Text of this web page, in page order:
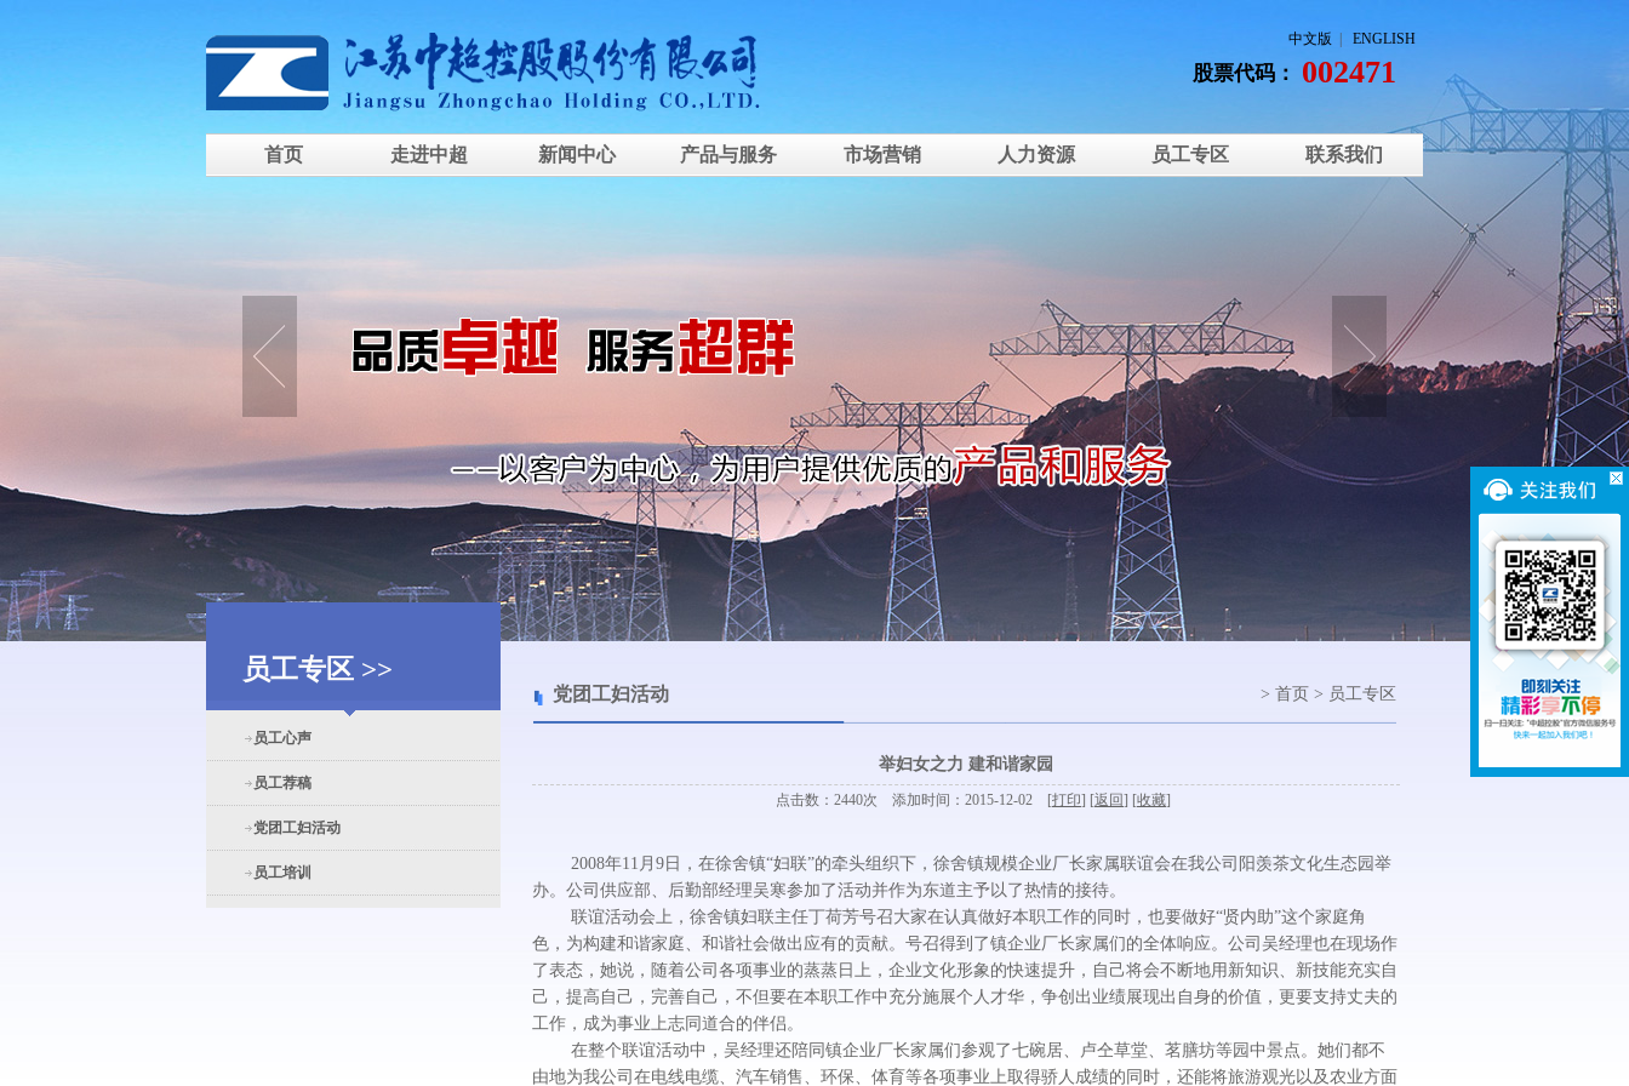
中文版 ENGLISH
股票代码： 002471
首页 走进中超 新闻中心 产品与服务 市场营销 人力资源 员工专区 联系我们
员工专区 >>
员工心声
员工荐稿
党团工妇活动
员工培训
党团工妇活动 > 首页 > 员工专区
举妇女之力 建和谐家园
点击数：2440次 添加时间：2015-12-02 [打印] [返回] [收藏]
2008年11月9日，在徐舍镇“妇联”的牵头组织下，徐舍镇规模企业厂长家属联谊会在我公司阳羡茶文化生态园举
办。公司供应部、后勤部经理吴寒参加了活动并作为东道主予以了热情的接待。
联谊活动会上，徐舍镇妇联主任丁荷芳号召大家在认真做好本职工作的同时，也要做好“贤内助”这个家庭角
色，为构建和谐家庭、和谐社会做出应有的贡献。号召得到了镇企业厂长家属们的全体响应。公司吴经理也在现场作
了表态，她说，随着公司各项事业的蒸蒸日上，企业文化形象的快速提升，自己将会不断地用新知识、新技能充实自
己，提高自己，完善自己，不但要在本职工作中充分施展个人才华，争创出业绩展现出自身的价值，更要支持丈夫的
工作，成为事业上志同道合的伴侣。
在整个联谊活动中，吴经理还陪同镇企业厂长家属们参观了七碗居、卢仝草堂、茗膳坊等园中景点。她们都不
由地为我公司在电线电缆、汽车销售、环保、体育等各项事业上取得骄人成绩的同时，还能将旅游观光以及农业方面